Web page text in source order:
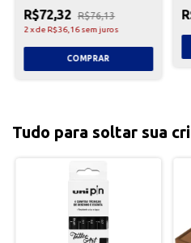
R$72,32 R$76,13
2xdeR$36,16 sem juros
Tudo para soltar sua